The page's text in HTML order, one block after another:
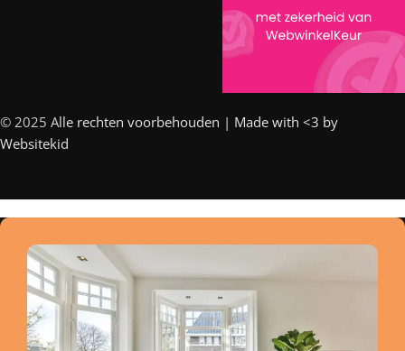
© 2025 Alle rechten voorbehouden | Made with <3 by
Websitekid